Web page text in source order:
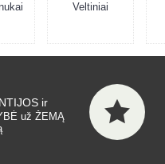
Veltiniai
ir
už ŽEMĄ